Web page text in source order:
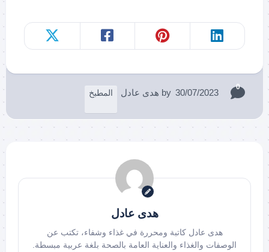
30/07/2023
by هدى عادل المطبخ
0
هدى عادل
هدى عادل كاتبة ومحررة في غذاء وشفاء، تكتب عن
الوصفات والغذاء والعناية العامة بالصحة بلغة عربية مبسطة.